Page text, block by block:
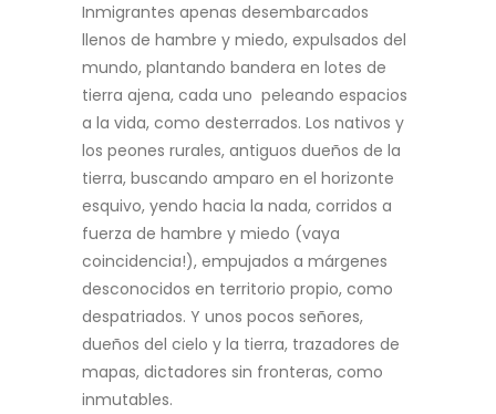
Inmigrantes apenas desembarcados
llenos de hambre y miedo, expulsados del
mundo, plantando bandera en lotes de
tierra ajena, cada uno peleando espacios
a la vida, como desterrados. Los nativos y
los peones rurales, antiguos dueños de la
tierra, buscando amparo en el horizonte
esquivo, yendo hacia la nada, corridos a
fuerza de hambre y miedo (vaya
coincidencia!), empujados a márgenes
desconocidos en territorio propio, como
despatriados. Y unos pocos señores,
dueños del cielo y la tierra, trazadores de
mapas, dictadores sin fronteras, como
inmutables.